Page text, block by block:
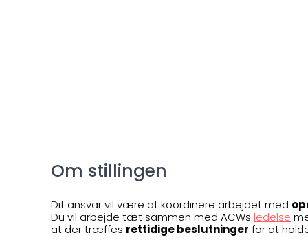
Om stillingen
Dit ansvar vil være at koordinere arbejdet med
Du vil arbejde tæt sammen med ACWs ledelse
at der træffes rettidige beslutninger for at